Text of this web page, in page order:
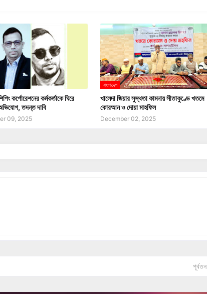
কর্পোরেশনের কর্মকর্তাকে ঘিরে
তদন্ত দাবি
09, 2025
বাংলাদেশ
খালেদা জিয়ার সুস্থতা কামনায় সীতাকুণ্ডে খতমে
কোরআন ও দোয়া মাহফিল
December 02, 2025
পূর্বতন